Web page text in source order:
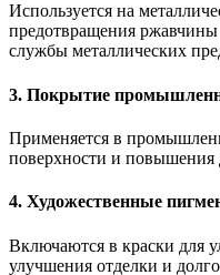
Используется на
предотвращения ржавчины
службы металлических
3. Покрытие
Применяется в
поверхности и повышения
4. Художественные
Включаются в краски для
улучшения отделки и